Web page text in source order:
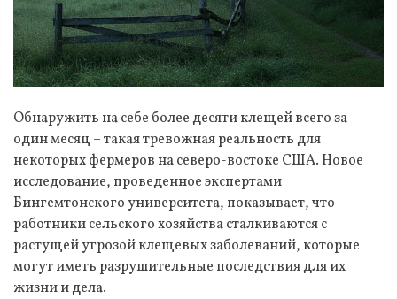
Обнаружить на себе более десяти клещей всего за
один месяц – такая тревожная реальность для
некоторых фермеров на северо-востоке США. Новое
исследование, проведенное экспертами
Бингемтонского университета, показывает, что
работники сельского хозяйства сталкиваются с
растущей угрозой клещевых заболеваний, которые
могут иметь разрушительные последствия для их
жизни и дела.